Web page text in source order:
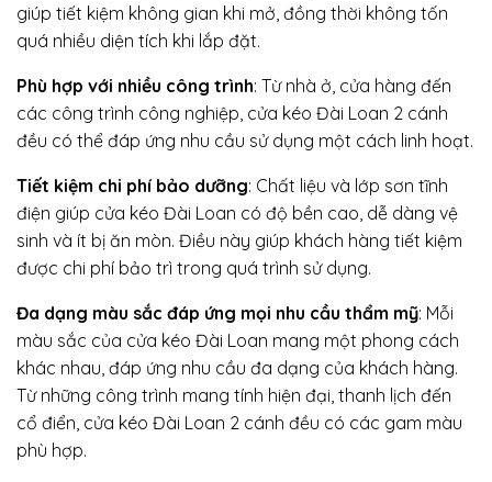
giúp tiết kiệm không gian khi mở, đồng thời không tốn
quá nhiều diện tích khi lắp đặt.
Phù hợp với nhiều công trình: Từ nhà ở, cửa hàng đến
các công trình công nghiệp, cửa kéo Đài Loan 2 cánh
đều có thể đáp ứng nhu cầu sử dụng một cách linh hoạt.
Tiết kiệm chi phí bảo dưỡng: Chất liệu và lớp sơn tĩnh
điện giúp cửa kéo Đài Loan có độ bền cao, dễ dàng vệ
sinh và ít bị ăn mòn. Điều này giúp khách hàng tiết kiệm
được chi phí bảo trì trong quá trình sử dụng.
Đa dạng màu sắc đáp ứng mọi nhu cầu thẩm mỹ: Mỗi
màu sắc của cửa kéo Đài Loan mang một phong cách
khác nhau, đáp ứng nhu cầu đa dạng của khách hàng.
Từ những công trình mang tính hiện đại, thanh lịch đến
cổ điển, cửa kéo Đài Loan 2 cánh đều có các gam màu
phù hợp.